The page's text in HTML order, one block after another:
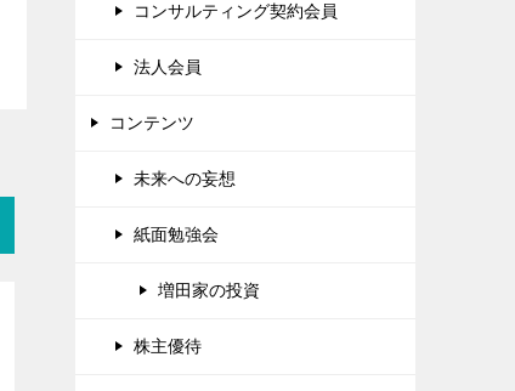
コンサルティング契約会員
法人会員
コンテンツ
未来への妄想
紙面勉強会
増田家の投資
株主優待